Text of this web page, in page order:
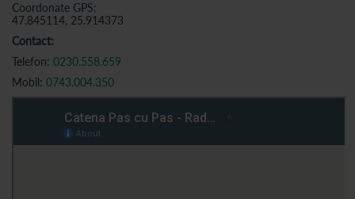
Coordonate GPS:
47.845114, 25.914373
Contact:
Telefon: 0230.558.659
Mobil: 0743.004.350